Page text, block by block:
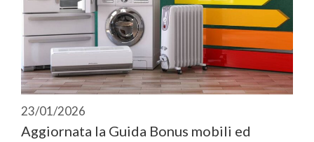
23/01/2026
Aggiornata la Guida Bonus mobili ed